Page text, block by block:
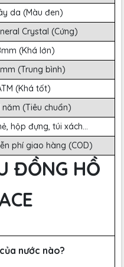
da (Màu đen)
Crystal (Cứng)
(Khá lớn)
(Trung bình)
(Khá tốt)
năm (Tiêu chuẩn)
hộp đựng, túi xách...
phí giao hàng (COD)
ĐỒNG HỒ
nước nào?